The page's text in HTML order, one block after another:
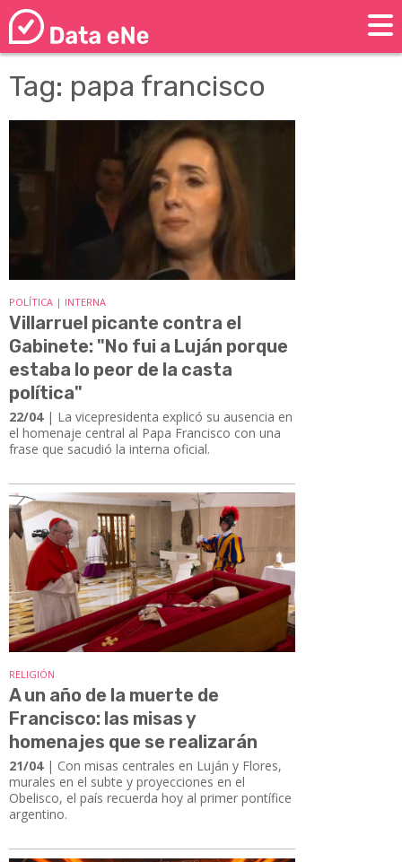
Tag: papa francisco
POLÍTICA | INTERNA
Villarruel picante contra el
Gabinete: "No fui a Luján porque
estaba lo peor de la casta
política"
22/04| ​​​​​​​La vicepresidenta explicó su ausencia en
el homenaje central al Papa Francisco con una
frase que sacudió la interna oficial.
RELIGIÓN
A un año de la muerte de
Francisco: las misas y
homenajes que se realizarán
21/04| Con misas centrales en Luján y Flores,
murales en el subte y proyecciones en el
Obelisco, el país recuerda hoy al primer pontífice
argentino.